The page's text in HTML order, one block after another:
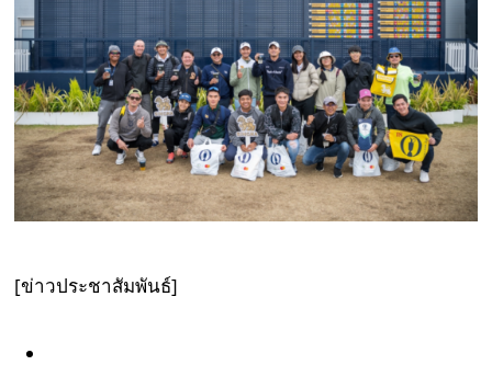
[ข่าวประชาสัมพันธ์]